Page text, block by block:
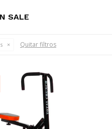
SALE
Quitar filtros